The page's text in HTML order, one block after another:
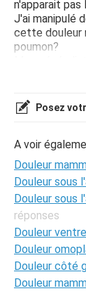
n'apparait
J'ai manipulé
cette douleur
poumon?
Mon
que j'ai une
fait
douleur à cet
Posez
A voir
Douleur
Douleur sous
Douleur sous
réponses
Douleur
Douleur
Douleur côté
Douleur